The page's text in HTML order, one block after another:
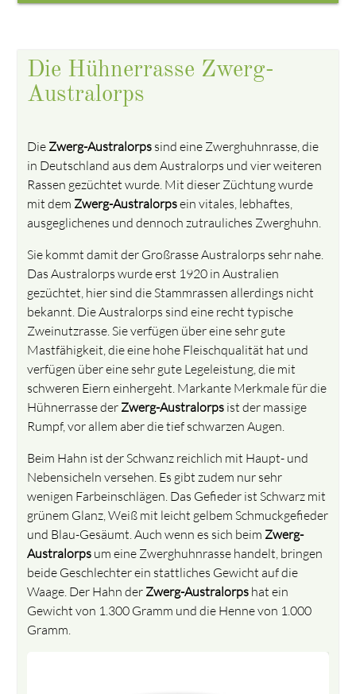
Die Hühnerrasse Zwerg-
Australorps
Die Zwerg-Australorps sind eine Zwerghuhnrasse, die
in Deutschland aus dem Australorps und vier weiteren
Rassen gezüchtet wurde. Mit dieser Züchtung wurde
mit dem Zwerg-Australorpsein vitales, lebhaftes,
ausgeglichenes und dennoch zutrauliches Zwerghuhn.
Sie kommt damit der Großrasse Australorps sehr nahe.
Das Australorps wurde erst 1920 in Australien
gezüchtet, hier sind die Stammrassen allerdings nicht
bekannt. Die Australorps sind eine recht typische
Zweinutzrasse. Sie verfügen über eine sehr gute
Mastfähigkeit, die eine hohe Fleischqualität hat und
verfügen über eine sehr gute Legeleistung, die mit
schweren Eiern einhergeht. Markante Merkmale für die
Hühnerrasse der Zwerg-Australorps ist der massige
Rumpf, vor allem aber die tief schwarzen Augen.
Beim Hahn ist der Schwanz reichlich mit Haupt- und
Nebensicheln versehen. Es gibt zudem nur sehr
wenigen Farbeinschlägen. Das Gefieder ist Schwarz mit
grünem Glanz, Weiß mit leicht gelbem Schmuckgefieder
und Blau-Gesäumt. Auch wenn es sich beim Zwerg-
Australorps um eine Zwerghuhnrasse handelt, bringen
beide Geschlechter ein stattliches Gewicht auf die
Waage. Der Hahn der Zwerg-Australorps hat ein
Gewicht von 1.300 Gramm und die Henne von 1.000
Gramm.